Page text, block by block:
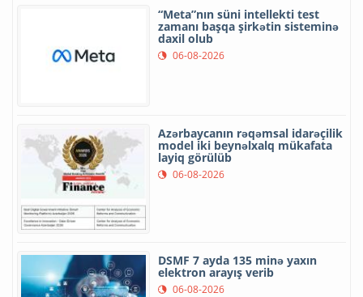
“Meta”nın süni intellekti test
zamanı başqa şirkətin sisteminə
daxil olub
06-08-2026
Azərbaycanın rəqəmsal idarəçilik
model iki beynəlxalq mükafata
layiq görülüb
06-08-2026
DSMF 7 ayda 135 minə yaxın
elektron arayış verib
06-08-2026